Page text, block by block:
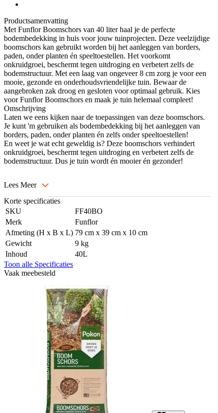
Productsamenvatting
Met Funflor Boomschors van 40 liter haal je de perfecte
bodembedekking in huis voor jouw tuinprojecten. Deze veelzijdige
boomschors kan gebruikt worden bij het aanleggen van borders,
paden, onder planten én speeltoestellen. Het voorkomt
onkruidgroei, beschermt tegen uitdroging en verbetert zelfs de
bodemstructuur. Met een laag van ongeveer 8 cm zorg je voor een
mooie, gezonde en onderhoudsvriendelijke tuin. Bewaar de
aangebroken zak droog en gesloten voor optimaal gebruik. Kies
voor Funflor Boomschors en maak je tuin helemaal compleet!
Omschrijving
Laten we eens kijken naar de toepassingen van deze boomschors.
Je kunt 'm gebruiken als bodembedekking bij het aanleggen van
borders, paden, onder planten én zelfs onder speeltoestellen!
En weet je wat echt geweldig is? Deze boomschors verhindert
onkruidgroei, beschermt tegen uitdroging en verbetert zelfs de
bodemstructuur. Dus je tuin wordt én mooier én gezonder!
Lees Meer
Korte specificaties
SKU
FF40BO
Merk
Funflor
Afmeting (H x B x L) 79 cm x 39 cm x 10 cm
Gewicht
9 kg
Inhoud
40L
Toon alle Specificaties
Vaak meebesteld